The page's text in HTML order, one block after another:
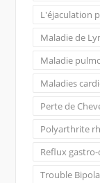
L'éjaculation
Maladie de
Maladie
Maladies
Perte de
Polyarthrite
Reflux
Trouble